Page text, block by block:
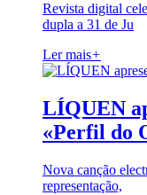
Revista digital
dupla a 31 de Ju
Ler mais+
LÍQUEN
«Perfil do
Nova canção
representação,